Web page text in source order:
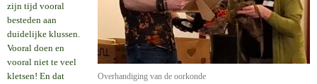
Overhandiging van de oorkonde
zijn tijd vooral
besteden aan
duidelijke klussen.
Vooral doen en
vooral niet te veel
kletsen! En dat